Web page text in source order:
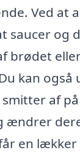
Ved at
saucer og
brødet
kan
af
ændrer
en lækker